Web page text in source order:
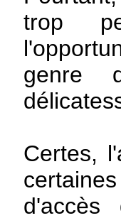
trop
genre
Certes,